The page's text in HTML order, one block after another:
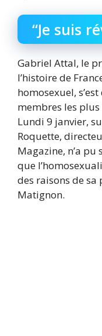
“Je suis
Gabriel Attal, le
l’histoire de
homosexuel,
membres les
Lundi 9 janvier,
Roquette,
Magazine, n’a pu
que
des raisons de
Matignon.